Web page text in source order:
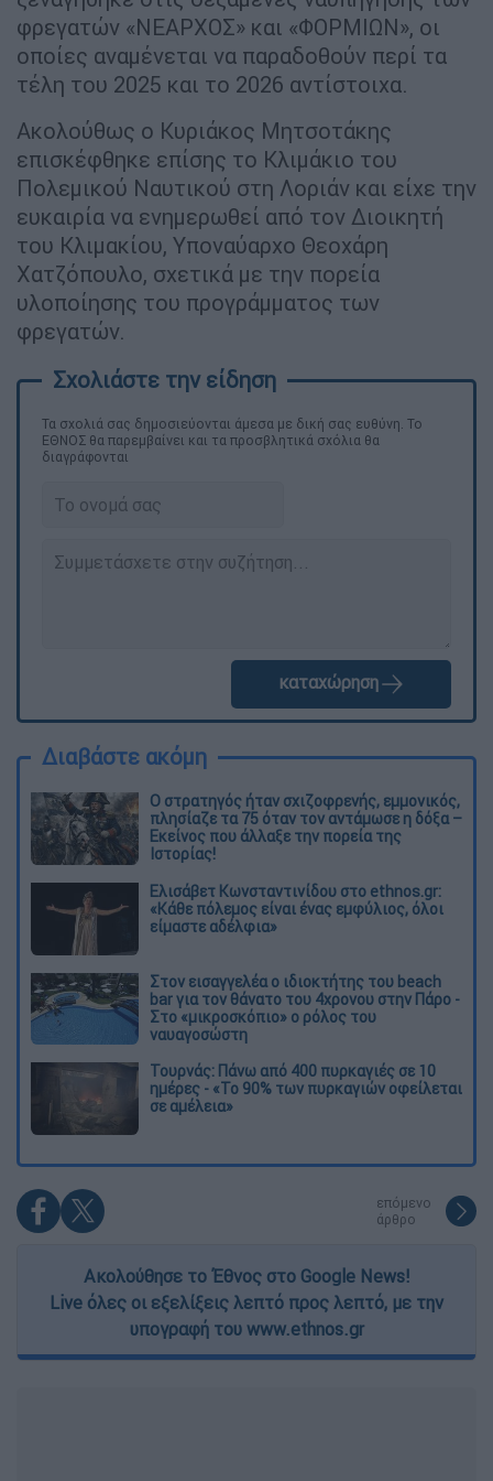
φρεγατών «ΝΕΑΡΧΟΣ» και «ΦΟΡΜΙΩΝ», οι
οποίες αναμένεται να παραδοθούν περί τα
τέλη του 2025 και το 2026 αντίστοιχα.
Ακολούθως ο Κυριάκος Μητσοτάκης
επισκέφθηκε επίσης το Κλιμάκιο του
Πολεμικού Ναυτικού στη Λοριάν και είχε την
ευκαιρία να ενημερωθεί από τον Διοικητή
του Κλιμακίου, Υποναύαρχο Θεοχάρη
Χατζόπουλο, σχετικά με την πορεία
υλοποίησης του προγράμματος των
φρεγατών.
Τα σχολιά σας δημοσιεύονται άμεσα με δική σας ευθύνη. Το
ΕΘΝΟΣ θα παρεμβαίνει και τα προσβλητικά σχόλια θα
διαγράφονται
καταχώρηση
Διαβάστε ακόμη
O στρατηγός ήταν σχιζοφρενής, εμμονικός,
πλησίαζε τα 75 όταν τον αντάμωσε η δόξα –
Εκείνος που άλλαξε την πορεία της
Ιστορίας!
Ελισάβετ Κωνσταντινίδου στο ethnos.gr:
«Κάθε πόλεμος είναι ένας εμφύλιος, όλοι
είμαστε αδέλφια»
Στον εισαγγελέα ο ιδιοκτήτης του beach
bar για τον θάνατο του 4χρονου στην Πάρο -
Στο «μικροσκόπιο» ο ρόλος του
ναυαγοσώστη
Τουρνάς: Πάνω από 400 πυρκαγιές σε 10
ημέρες - «Το 90% των πυρκαγιών οφείλεται
σε αμέλεια»
επόμενο
άρθρο
Ακολούθησε το Έθνος στο Google News!
Live όλες οι εξελίξεις λεπτό προς λεπτό, με την
υπογραφή του www.ethnos.gr